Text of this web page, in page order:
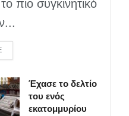
πιο συγκινητικό
DETAILS
Έχασε το δελτίο
του ενός
εκατομμυρίου